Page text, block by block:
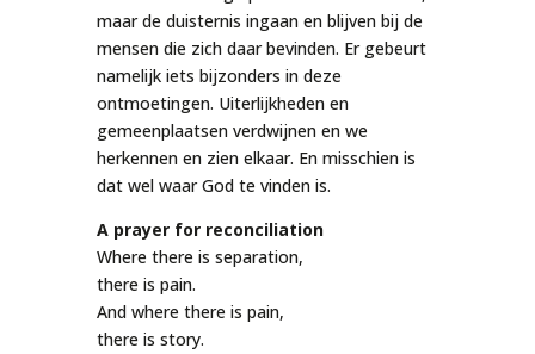
maar de duisternis ingaan en blijven bij de
mensen die zich daar bevinden. Er gebeurt
namelijk iets bijzonders in deze
ontmoetingen. Uiterlijkheden en
gemeenplaatsen verdwijnen en we
herkennen en zien elkaar. En misschien is
dat wel waar God te vinden is.
A prayer for reconciliation
Where there is separation,
there is pain.
And where there is pain,
there is story.